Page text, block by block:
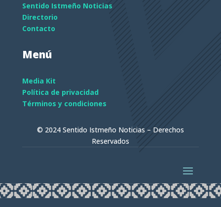
Sentido Istmeño Noticias
Directorio
Contacto
Menú
Media Kit
Política de privacidad
Términos y condiciones
© 2024 Sentido Istmeño Noticias – Derechos
Reservados